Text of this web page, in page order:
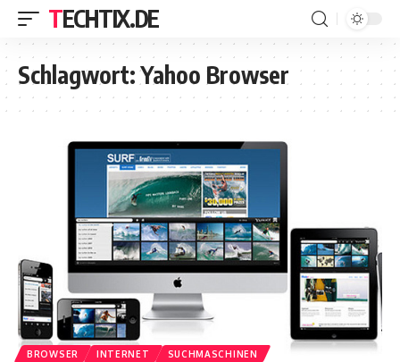
TECHTIX.DE
Schlagwort:Yahoo Browser
BROWSER INTERNET SUCHMASCHINEN